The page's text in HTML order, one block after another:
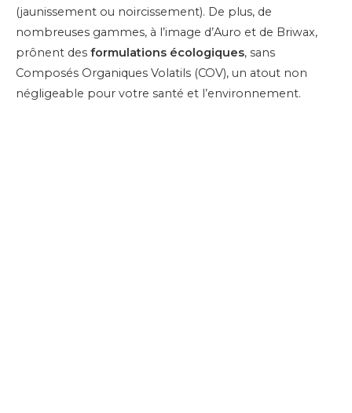
(jaunissement ou noircissement). De plus, de
nombreuses gammes, à l’image d’Auro et de Briwax,
prônent des formulations écologiques, sans
Composés Organiques Volatils (COV), un atout non
négligeable pour votre santé et l’environnement.